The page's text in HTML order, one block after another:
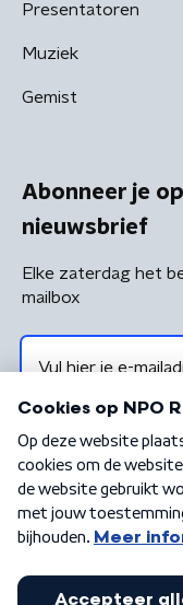
Presentatoren
Muziek
Gemist
Abonneer je
nieuwsbrief
Elke zaterdag het
mailbox
Algemene